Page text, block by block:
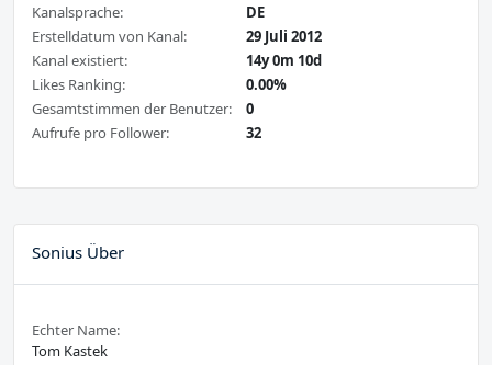
Kanalsprache:
DE
Erstelldatum von Kanal:
29 Juli 2012
Kanal existiert:
14y 0m 10d
Likes Ranking:
0.00%
Gesamtstimmen der Benutzer:
0
Aufrufe pro Follower:
32
Sonius Über
Echter Name:
Tom Kastek